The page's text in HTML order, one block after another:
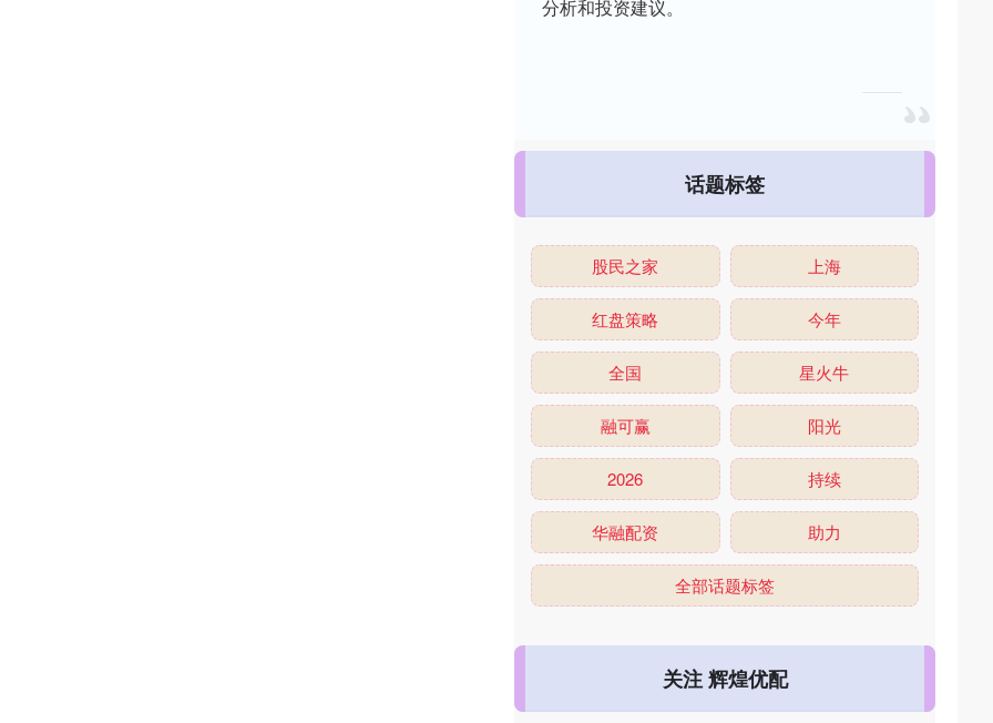
分析和投资建议。
话题标签
股民之家 上海
红盘策略 今年
全国 星火牛
融可赢 阳光
2026 持续
华融配资 助力
全部话题标签
关注 辉煌优配